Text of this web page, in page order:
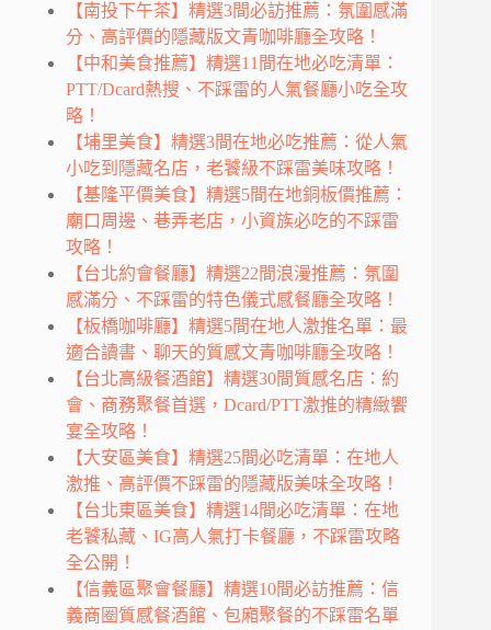
【南投下午茶】精選3間必訪推薦：氛圍感滿
分、高評價的隱藏版文青咖啡廳全攻略！
【中和美食推薦】精選11間在地必吃清單：
PTT/Dcard熱搜、不踩雷的人氣餐廳小吃全攻
略！
【埔里美食】精選3間在地必吃推薦：從人氣
小吃到隱藏名店，老饕級不踩雷美味攻略！
【基隆平價美食】精選5間在地銅板價推薦：
廟口周邊、巷弄老店，小資族必吃的不踩雷
攻略！
【台北約會餐廳】精選22間浪漫推薦：氛圍
感滿分、不踩雷的特色儀式感餐廳全攻略！
【板橋咖啡廳】精選5間在地人激推名單：最
適合讀書、聊天的質感文青咖啡廳全攻略！
【台北高級餐酒館】精選30間質感名店：約
會、商務聚餐首選，Dcard/PTT激推的精緻饗
宴全攻略！
【大安區美食】精選25間必吃清單：在地人
激推、高評價不踩雷的隱藏版美味全攻略！
【台北東區美食】精選14間必吃清單：在地
老饕私藏、IG高人氣打卡餐廳，不踩雷攻略
全公開！
【信義區聚會餐廳】精選10間必訪推薦：信
義商圈質感餐酒館、包廂聚餐的不踩雷名單